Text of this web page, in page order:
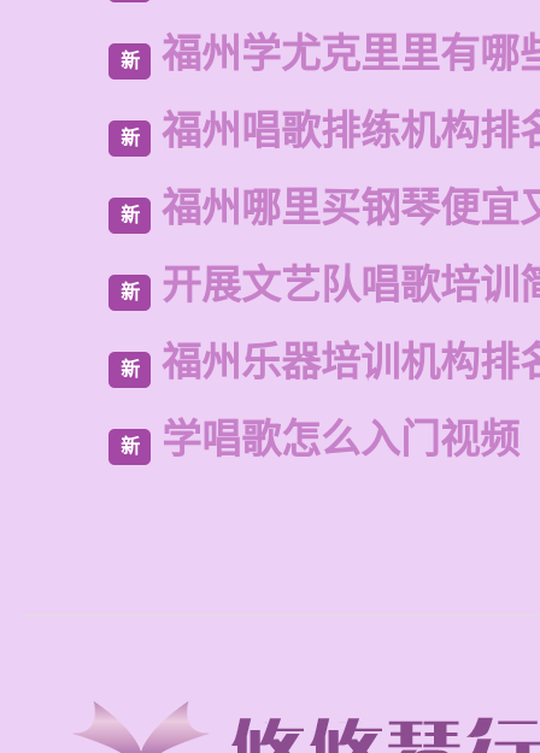
新 福州学尤克里里有哪
新 福州唱歌排练机构排
新 福州哪里买钢琴便宜
新 开展文艺队唱歌培训
新 福州乐器培训机构排
新 学唱歌怎么入门视频